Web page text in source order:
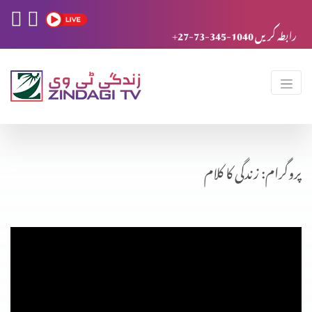
+27-73-345-1040 رابطہ کریں
پروگرام: زندگی کا کلام